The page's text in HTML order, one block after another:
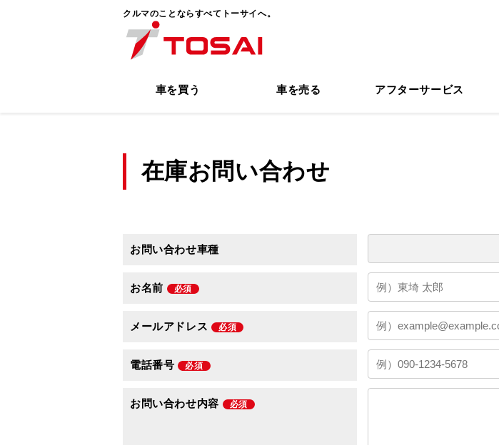
クルマのことならすべてトーサイへ。
車を買う 車を売る アフターサービス
在庫お問い合わせ
お問い合わせ車種
お名前 必須
メールアドレス 必須
電話番号 必須
お問い合わせ内容 必須